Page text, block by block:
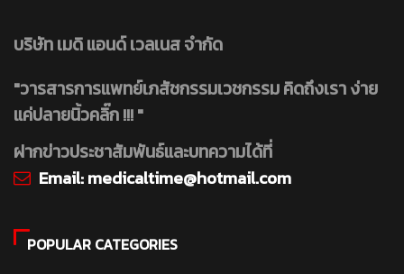
บริษัท เมดิ แอนด์ เวลเนส จำกัด
"วารสารการแพทย์เภสัชกรรมเวชกรรม คิดถึงเรา ง่าย
แค่ปลายนิ้วคลิ๊ก !!! "
ฝากข่าวประชาสัมพันธ์และบทความได้ที่
Email:medicaltime@hotmail.com
POPULAR CATEGORIES